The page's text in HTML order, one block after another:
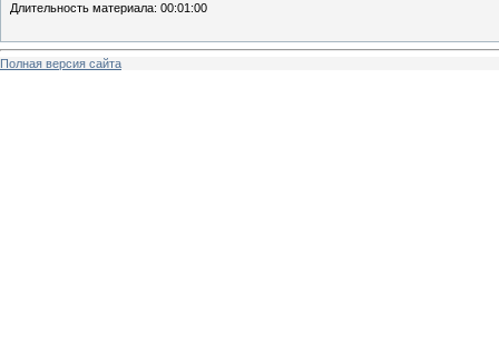
Длительность материала: 00:01:00
Полная версия сайта